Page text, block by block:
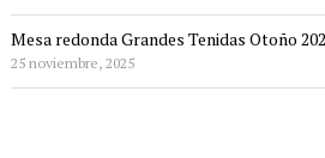
Mesa redonda Grandes Tenidas Otoño
25 noviembre, 2025